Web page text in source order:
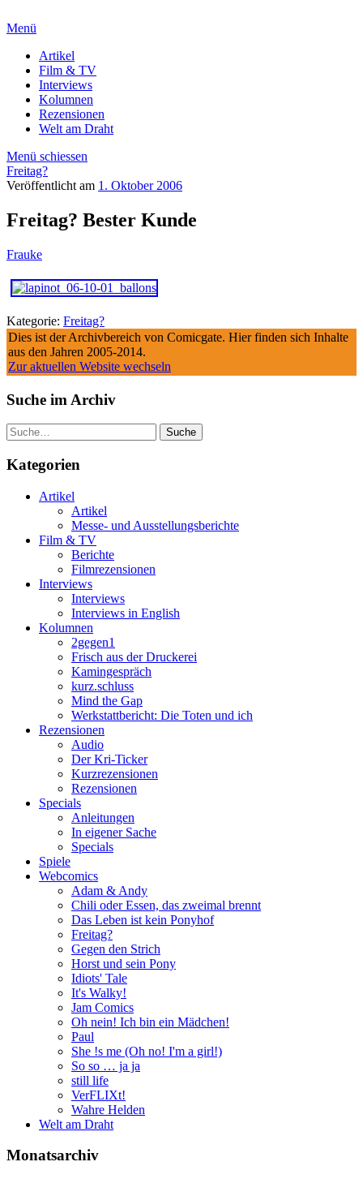
Menü
Artikel
Film & TV
Interviews
Kolumnen
Rezensionen
Welt am Draht
Menü schiessen
Freitag?
Veröffentlicht am 1. Oktober 2006
Freitag? Bester Kunde
Frauke
Kategorie: Freitag?
Dies ist der Archivbereich von Comicgate. Hier finden sich Inhalte
aus den Jahren 2005-2014.
Zur aktuellen Website wechseln
Suche im Archiv
Suche
Kategorien
Artikel
Artikel
Messe- und Ausstellungsberichte
Film & TV
Berichte
Filmrezensionen
Interviews
Interviews
Interviews in English
Kolumnen
2gegen1
Frisch aus der Druckerei
Kamingespräch
kurz.schluss
Mind the Gap
Werkstattbericht: Die Toten und ich
Rezensionen
Audio
Der Kri-Ticker
Kurzrezensionen
Rezensionen
Specials
Anleitungen
In eigener Sache
Specials
Spiele
Webcomics
Adam & Andy
Chili oder Essen, das zweimal brennt
Das Leben ist kein Ponyhof
Freitag?
Gegen den Strich
Horst und sein Pony
Idiots' Tale
It's Walky!
Jam Comics
Oh nein! Ich bin ein Mädchen!
Paul
She !s me (Oh no! I'm a girl!)
So so … ja ja
still life
VerFLIXt!
Wahre Helden
Welt am Draht
Monatsarchiv